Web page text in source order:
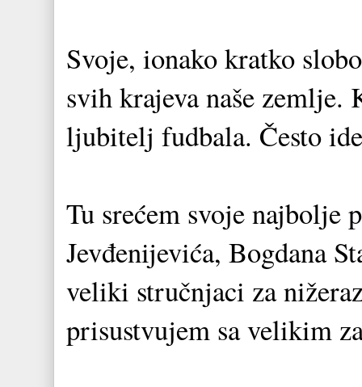
Svoje, ionako kratko
svih krajeva naše zemlje.
ljubitelj fudbala. Često
Tu srećem svoje najbolje
Jevđenijevića, Bogdana
veliki stručnjaci za
prisustvujem sa velikim